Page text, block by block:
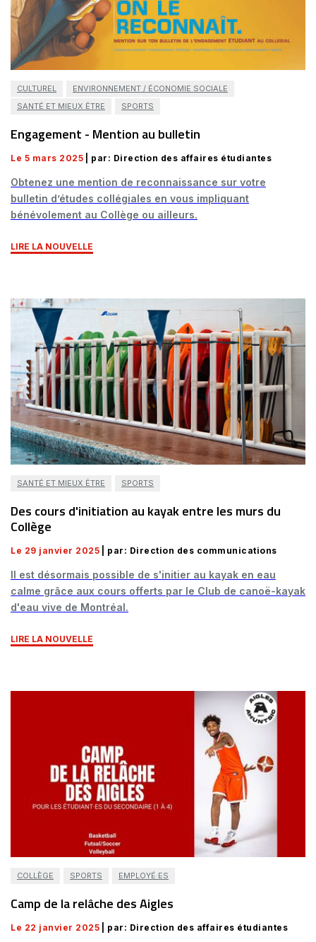
CULTUREL
ENVIRONNEMENT / ÉCONOMIE SOCIALE
SANTÉ ET MIEUX ÊTRE
SPORTS
Engagement - Mention au bulletin
Le 5 mars 2025 | par: Direction des affaires étudiantes
Obtenez une mention de reconnaissance sur votre
bulletin d’études collégiales en vous impliquant
bénévolement au Collège ou ailleurs.
LIRE LA NOUVELLE
SANTÉ ET MIEUX ÊTRE SPORTS
Des cours d'initiation au kayak entre les murs du
Collège
Le 29 janvier 2025 | par: Direction des communications
Il est désormais possible de s'initier au kayak en eau
calme grâce aux cours offerts par le Club de canoë-kayak
d'eau vive de Montréal.
LIRE LA NOUVELLE
COLLÈGE SPORTS EMPLOYÉ·ES
Camp de la relâche des Aigles
Le 22 janvier 2025 | par: Direction des affaires étudiantes